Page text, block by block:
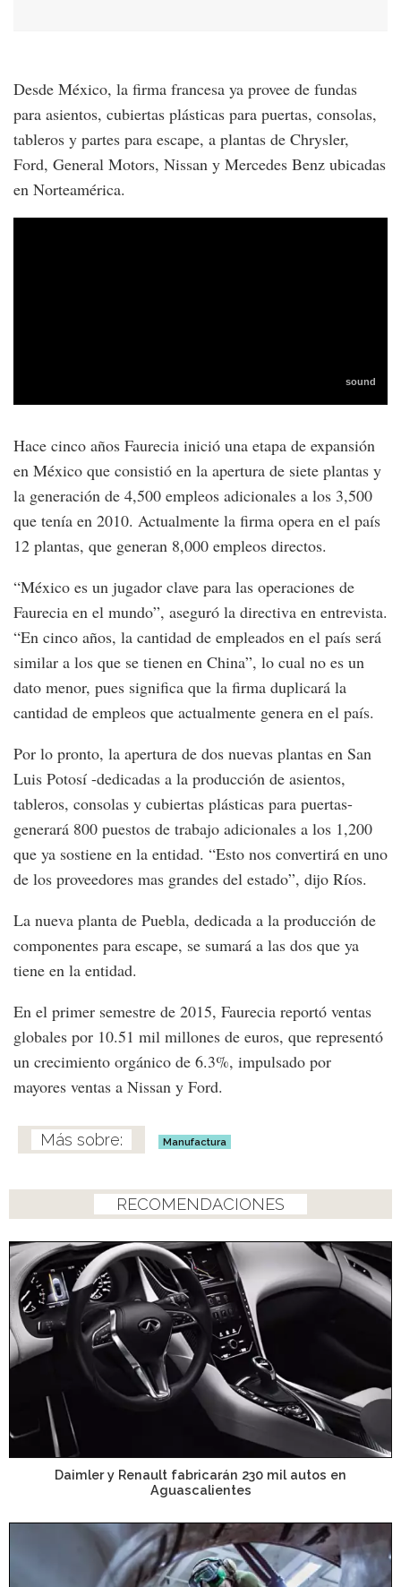
Desde México, la firma francesa ya provee de fundas
para asientos, cubiertas plásticas para puertas, consolas,
tableros y partes para escape, a plantas de Chrysler,
Ford, General Motors, Nissan y Mercedes Benz ubicadas
en Norteamérica.
Hace cinco años Faurecia inició una etapa de expansión
en México que consistió en la apertura de siete plantas y
la generación de 4,500 empleos adicionales a los 3,500
que tenía en 2010. Actualmente la firma opera en el país
12 plantas, que generan 8,000 empleos directos.
“México es un jugador clave para las operaciones de
Faurecia en el mundo”, aseguró la directiva en entrevista.
“En cinco años, la cantidad de empleados en el país será
similar a los que se tienen en China”, lo cual no es un
dato menor, pues significa que la firma duplicará la
cantidad de empleos que actualmente genera en el país.
Por lo pronto, la apertura de dos nuevas plantas en San
Luis Potosí -dedicadas a la producción de asientos,
tableros, consolas y cubiertas plásticas para puertas-
generará 800 puestos de trabajo adicionales a los 1,200
que ya sostiene en la entidad. “Esto nos convertirá en uno
de los proveedores mas grandes del estado”, dijo Ríos.
La nueva planta de Puebla, dedicada a la producción de
componentes para escape, se sumará a las dos que ya
tiene en la entidad.
En el primer semestre de 2015, Faurecia reportó ventas
globales por 10.51 mil millones de euros, que representó
un crecimiento orgánico de 6.3%, impulsado por
mayores ventas a Nissan y Ford.
Manufactura
RECOMENDACIONES
Daimler y Renault fabricarán 230 mil autos en
Aguascalientes